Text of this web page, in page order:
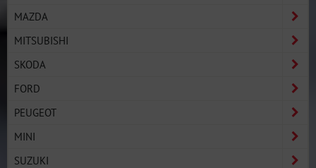
MAZDA
MITSUBISHI
SKODA
FORD
PEUGEOT
MINI
SUZUKI